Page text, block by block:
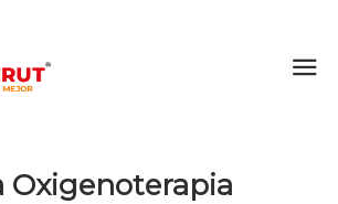
Oxigenoterapia